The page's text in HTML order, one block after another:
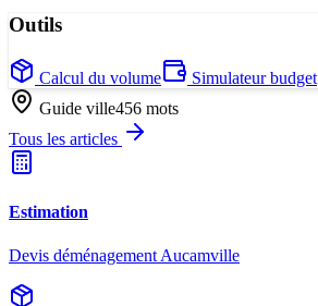
Outils
Calcul du volume Simulateur budget
Guide ville456 mots
Tous les articles
Estimation
Devis déménagement Aucamville